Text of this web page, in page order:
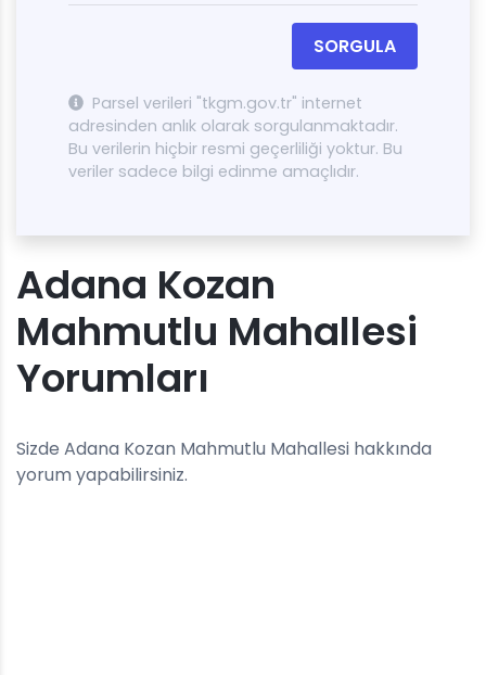
SORGULA
Parsel verileri "tkgm.gov.tr" internet
adresinden anlık olarak sorgulanmaktadır.
Bu verilerin hiçbir resmi geçerliliği yoktur. Bu
veriler sadece bilgi edinme amaçlıdır.
Adana Kozan
Mahmutlu Mahallesi
Yorumları
Sizde Adana Kozan Mahmutlu Mahallesi hakkında
yorum yapabilirsiniz.